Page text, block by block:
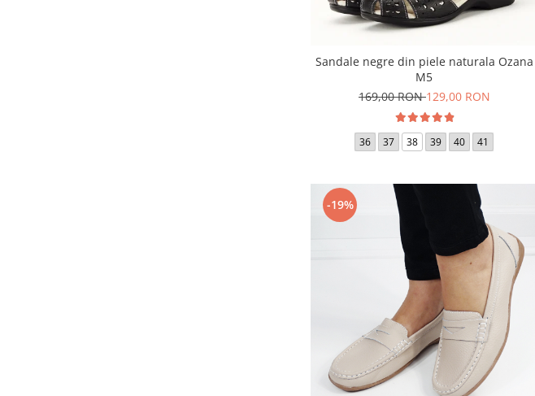
Sandale negre din piele naturala Ozana
M5
169,00 RON129,00 RON
36 37 38 39 40 41
-19%